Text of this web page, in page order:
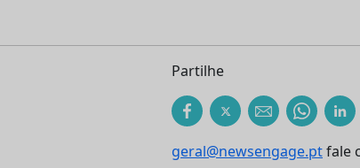
Partilhe
geral@newsengage.ptfale